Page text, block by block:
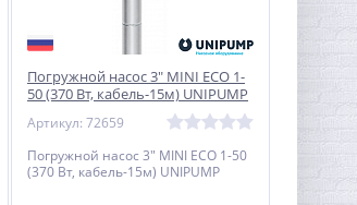
Погружной насос 3" MINI ECO 1-
50 (370 Вт, кабель-15м) UNIPUMP
Артикул: 72659
Погружной насос 3" MINI ECO 1-50
(370 Вт, кабель-15м) UNIPUMP